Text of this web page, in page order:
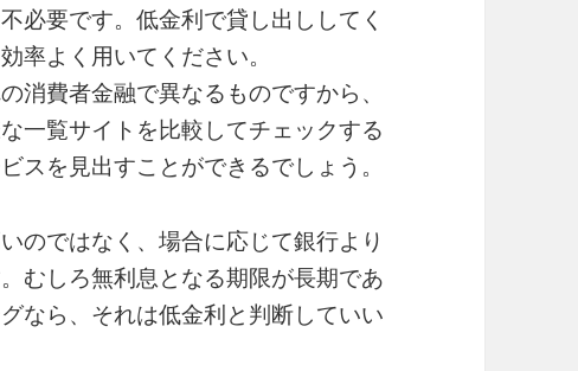
必要です。低金利で貸し出ししてく
率よく用いてください。
消費者金融で異なるものですから、
一覧サイトを比較してチェックする
スを見出すことができるでしょう。
のではなく、場合に応じて銀行より
むしろ無利息となる期限が長期であ
なら、それは低金利と判断していい